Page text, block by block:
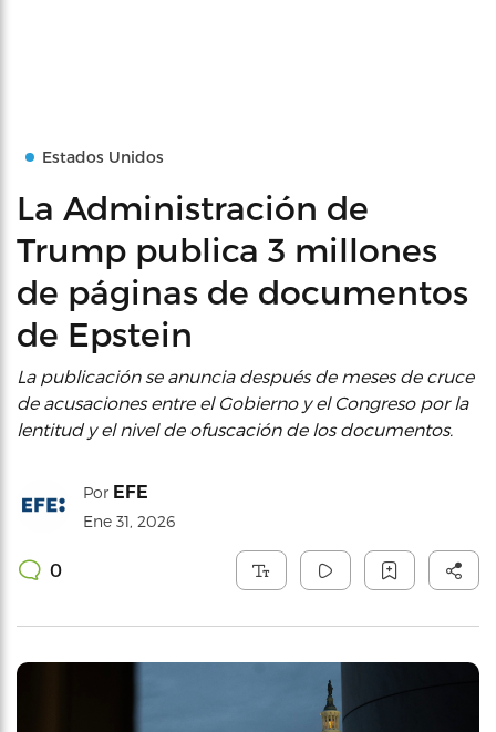
Estados Unidos
La Administración de
Trump publica 3 millones
de páginas de documentos
de Epstein
La publicación se anuncia después de meses de cruce
de acusaciones entre el Gobierno y el Congreso por la
lentitud y el nivel de ofuscación de los documentos.
Por EFE
Ene 31, 2026
0